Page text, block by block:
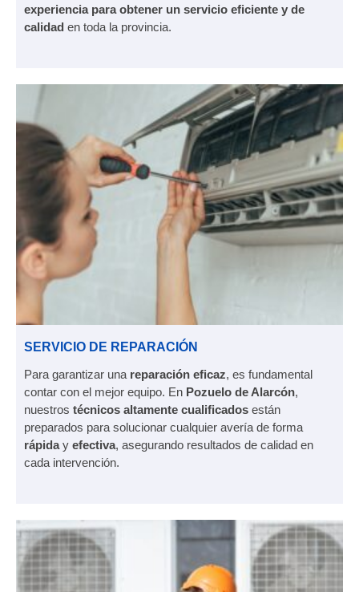
experiencia para obtener un servicio eficiente y de
calidad en toda la provincia.
SERVICIO DE REPARACIÓN
Para garantizar una reparación eficaz, es fundamental
contar con el mejor equipo. En Pozuelo de Alarcón,
nuestros técnicos altamente cualificados están
preparados para solucionar cualquier avería de forma
rápiday efectiva, asegurando resultados de calidad en
cada intervención.